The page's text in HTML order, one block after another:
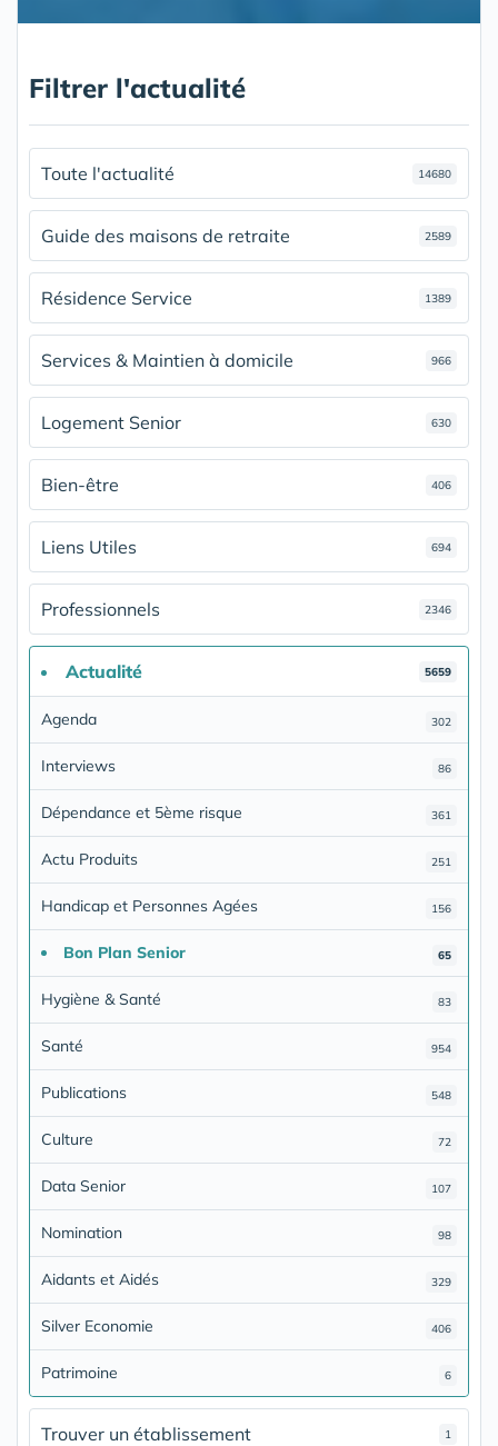
Filtrer l'actualité
Toute l'actualité 14680
Guide des maisons de retraite 2589
Résidence Service 1389
Services & Maintien à domicile 966
Logement Senior 630
Bien-être 406
Liens Utiles 694
Professionnels 2346
Actualité 5659
Agenda 302
Interviews 86
Dépendance et 5ème risque 361
Actu Produits 251
Handicap et Personnes Agées 156
Bon Plan Senior 65
Hygiène & Santé 83
Santé 954
Publications 548
Culture 72
Data Senior 107
Nomination 98
Aidants et Aidés 329
Silver Economie 406
Patrimoine 6
Trouver un établissement 1